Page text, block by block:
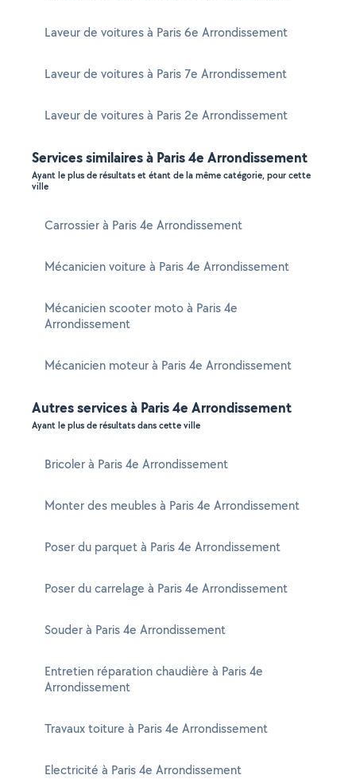
Laveur de voitures à Paris 6e Arrondissement
Laveur de voitures à Paris 7e Arrondissement
Laveur de voitures à Paris 2e Arrondissement
Services similaires à Paris 4e Arrondissement
Ayant le plus de résultats et étant de la même catégorie, pour cette
ville
Carrossier à Paris 4e Arrondissement
Mécanicien voiture à Paris 4e Arrondissement
Mécanicien scooter moto à Paris 4e
Arrondissement
Mécanicien moteur à Paris 4e Arrondissement
Autres services à Paris 4e Arrondissement
Ayant le plus de résultats dans cette ville
Bricoler à Paris 4e Arrondissement
Monter des meubles à Paris 4e Arrondissement
Poser du parquet à Paris 4e Arrondissement
Poser du carrelage à Paris 4e Arrondissement
Souder à Paris 4e Arrondissement
Entretien réparation chaudière à Paris 4e
Arrondissement
Travaux toiture à Paris 4e Arrondissement
Electricité à Paris 4e Arrondissement